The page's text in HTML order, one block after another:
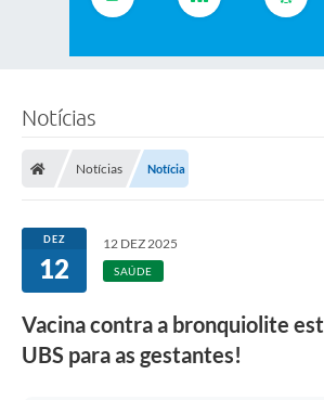
Notícias
Notícias Notícia
DEZ
12
12 DEZ 2025
SAÚDE
Vacina contra a bronquiolite
UBS para as gestantes!